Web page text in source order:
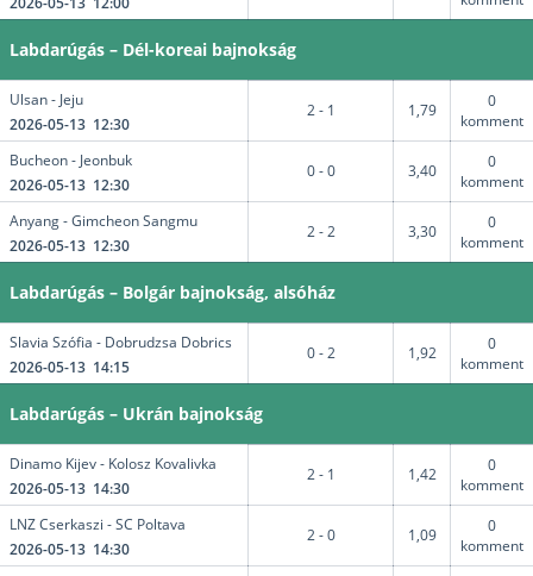
Labdarúgás – Dél-koreai bajnokság
Ulsan - Jeju
2026-05-13 12:30
2 - 1 1,79
0
komment
Bucheon - Jeonbuk
2026-05-13 12:30
0 - 0 3,40
0
komment
Anyang - Gimcheon Sangmu
2026-05-13 12:30
2 - 2 3,30
0
komment
Labdarúgás – Bolgár bajnokság, alsóház
Slavia Szófia - Dobrudzsa Dobrics
2026-05-13 14:15
0 - 2 1,92
0
komment
Labdarúgás – Ukrán bajnokság
Dinamo Kijev - Kolosz Kovalivka
2026-05-13 14:30
2 - 1 1,42
0
komment
LNZ Cserkaszi - SC Poltava
2026-05-13 14:30
2 - 0 1,09
0
komment